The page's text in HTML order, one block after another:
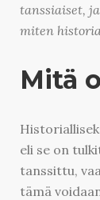
tanssiaiset,
miten
Mitä
eli se on
tanssittu,
tämä